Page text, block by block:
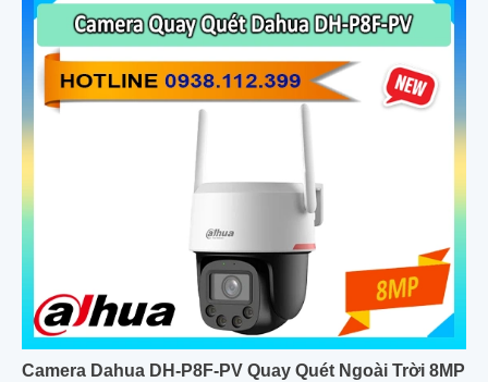
Camera Dahua DH-P8F-PV Quay Quét Ngoài Trời 8MP